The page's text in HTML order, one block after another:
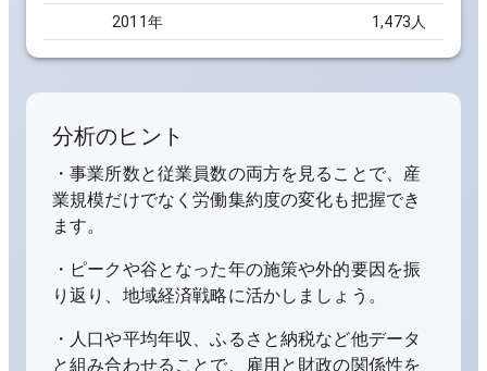
2011年 1,473人
分析のヒント
・事業所数と従業員数の両方を見ることで、産
業規模だけでなく労働集約度の変化も把握でき
ます。
・ピークや谷となった年の施策や外的要因を振
り返り、地域経済戦略に活かしましょう。
・人口や平均年収、ふるさと納税など他データ
と組み合わせることで、雇用と財政の関係性を